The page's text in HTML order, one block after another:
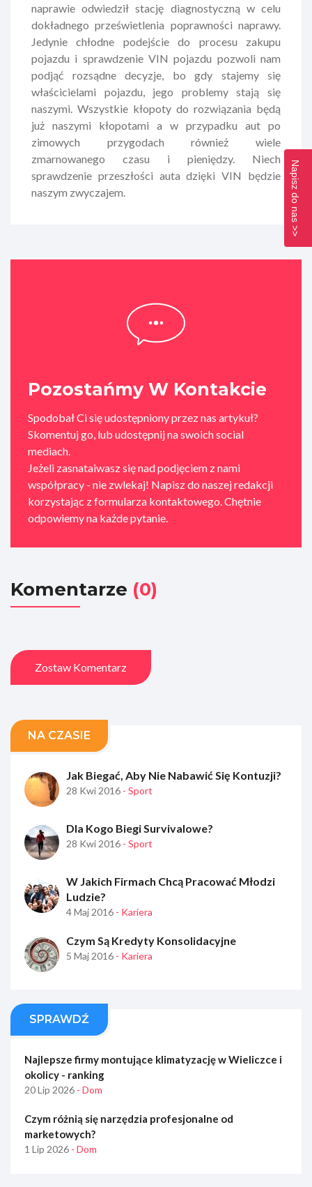
naprawie odwiedził stację diagnostyczną w celu
dokładnego prześwietlenia poprawności naprawy.
Jedynie chłodne podejście do procesu zakupu
pojazdu i sprawdzenie VIN pojazdu pozwoli nam
podjąć rozsądne decyzje, bo gdy stajemy się
właścicielami pojazdu, jego problemy stają się
naszymi. Wszystkie kłopoty do rozwiązania będą
już naszymi kłopotami a w przypadku aut po
zimowych przygodach również wiele
zmarnowanego czasu i pieniędzy. Niech
sprawdzenie przeszłości auta dzięki VIN będzie
naszym zwyczajem.
Pozostańmy W Kontakcie
Spodobał Ci się udostępniony przez nas artykuł?
Skomentuj go, lub udostępnij na swoich social
mediach.
Jeżeli zasnataiwasz się nad podjęciem z nami
współpracy - nie zwlekaj! Napisz do naszej redakcji
korzystając z formularza kontaktowego. Chętnie
odpowiemy na każde pytanie.
Komentarze (0)
Zostaw Komentarz
NA CZASIE
Jak Biegać, Aby Nie Nabawić Się Kontuzji?
28 Kwi 2016 - Sport
Dla Kogo Biegi Survivalowe?
28 Kwi 2016 - Sport
W Jakich Firmach Chcą Pracować Młodzi
Ludzie?
4 Maj 2016 - Kariera
Czym Są Kredyty Konsolidacyjne
5 Maj 2016 - Kariera
SPRAWDŹ
Najlepsze firmy montujące klimatyzację w Wieliczce i
okolicy - ranking
20 Lip 2026 - Dom
Czym różnią się narzędzia profesjonalne od
marketowych?
1 Lip 2026 - Dom
Napisz do nas >>